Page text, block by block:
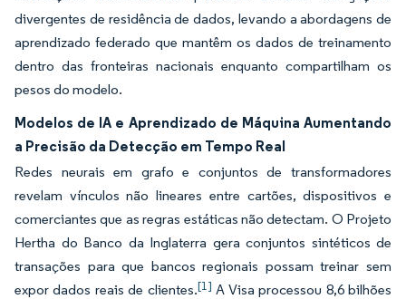
divergentes de residência de dados, levando a abordagens de
aprendizado federado que mantêm os dados de treinamento
dentro das fronteiras nacionais enquanto compartilham os
pesos do modelo.
Modelos de IA e Aprendizado de Máquina Aumentando
a Precisão da Detecção em Tempo Real
Redes neurais em grafo e conjuntos de transformadores
revelam vínculos não lineares entre cartões, dispositivos e
comerciantes que as regras estáticas não detectam. O Projeto
Hertha do Banco da Inglaterra gera conjuntos sintéticos de
transações para que bancos regionais possam treinar sem
expor dados reais de clientes.[1] A Visa processou 8,6 bilhões